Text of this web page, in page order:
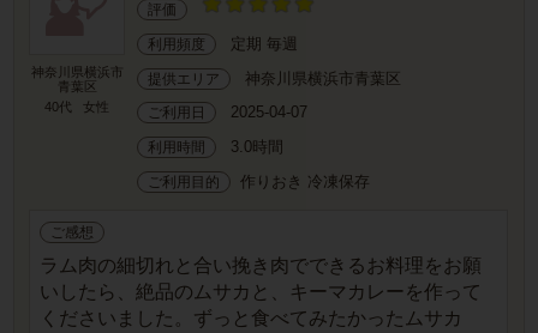
神奈川県横浜市
青葉区
40代
女性
評価
利用頻度 定期 毎週
提供エリア 神奈川県横浜市青葉区
ご利用日 2025-04-07
利用時間 3.0時間
ご利用目的 作りおき 冷凍保存
ご感想
ラム肉の細切れと合い挽き肉でできるお料理をお願
いしたら、絶品のムサカと、キーマカレーを作って
くださいました。ずっと食べてみたかったムサカ